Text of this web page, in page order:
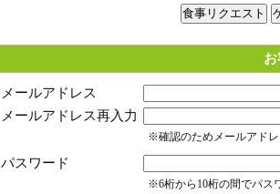
メールアドレス
メールアドレス再入力
※確認のためメールアド
パスワード
※6桁から10桁の間でパス